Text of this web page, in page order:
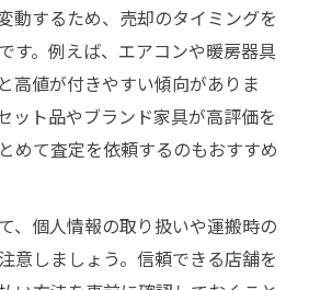
動するため、売却のタイミングを
す。例えば、エアコンや暖房器具
高値が付きやすい傾向がありま
ット品やブランド家具が高評価を
めて査定を依頼するのもおすすめ
、個人情報の取り扱いや運搬時の
意しましょう。信頼できる店舗を